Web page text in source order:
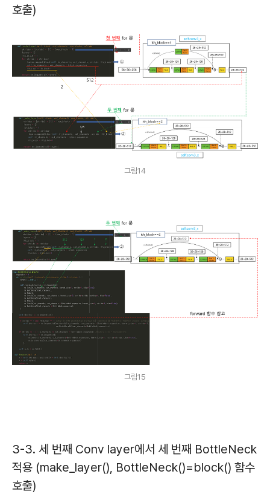
호출)
그림14
그림15
3-3. 세 번째 Conv layer에서 세 번째 BottleNeck
적용 (make_layer(), BottleNeck()=block() 함수
호출)